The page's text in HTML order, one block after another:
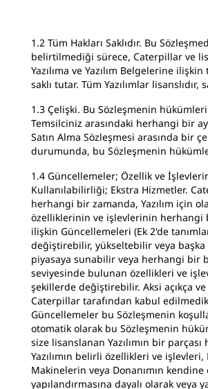
1.2 Tüm Hakları Saklıdır. Bu
belirtilmediği sürece, Caterpillar ve
Yazılıma ve Yazılım Belgelerine
saklı tutar. Tüm Yazılımlar lisanslıdır,
1.3 Çelişki. Bu Sözleşmenin
Temsilciniz arasındaki herhangi bir
Satın Alma Sözleşmesi arasında bir
durumunda, bu Sözleşmenin
1.4 Güncellemeler; Özellik ve
Kullanılabilirliği; Ekstra Hizmetler.
herhangi bir zamanda, Yazılım için
özelliklerinin ve işlevlerinin herhangi
ilişkin Güncellemeleri (Ek 2'de
değiştirebilir, yükseltebilir veya
piyasaya sunabilir veya herhangi bir
seviyesinde bulunan özellikleri ve
şekillerde değiştirebilir. Aksi açıkça ve
Caterpillar tarafından kabul
Güncellemeler bu Sözleşmenin
otomatik olarak bu Sözleşmenin
size lisanslanan Yazılımın bir
Yazılımın belirli özellikleri ve işlevleri,
Makinelerin veya Donanımın kendine
yapılandırmasına dayalı olarak veya